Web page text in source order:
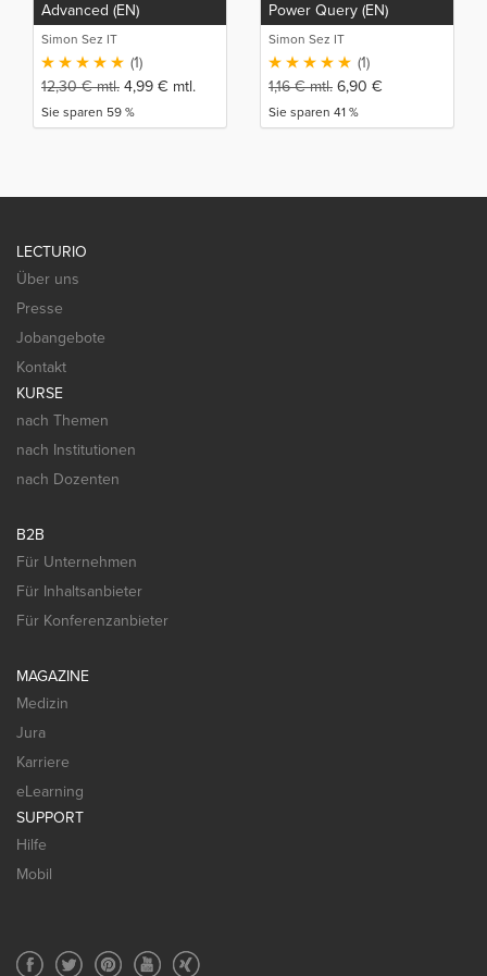
Advanced (EN)
Simon Sez IT
(1)
12,30€mtl. 4,99 € mtl.
Sie sparen 59 %
Power Query (EN)
Simon Sez IT
(1)
1,16€mtl. 6,90 €
Sie sparen 41 %
LECTURIO
Über uns
Presse
Jobangebote
Kontakt
KURSE
nach Themen
nach Institutionen
nach Dozenten
B2B
Für Unternehmen
Für Inhaltsanbieter
Für Konferenzanbieter
MAGAZINE
Medizin
Jura
Karriere
eLearning
SUPPORT
Hilfe
Mobil